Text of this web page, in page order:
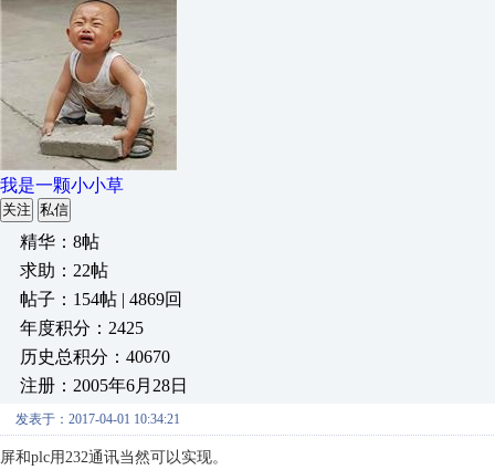
我是一颗小小草
关注 私信
精华：8帖
求助：22帖
帖子：154帖 | 4869回
年度积分：2425
历史总积分：40670
注册：2005年6月28日
发表于：2017-04-01 10:34:21
屏和plc用232通讯当然可以实现。